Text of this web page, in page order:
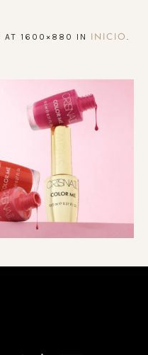
AT 1600×880 IN INICIO .